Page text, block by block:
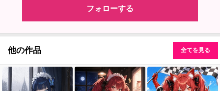
フォローする
他の作品 全てを見る